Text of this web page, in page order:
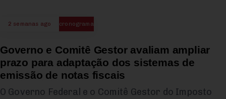
2 semanas ago cronograma
Governo e Comitê Gestor avaliam ampliar
prazo para adaptação dos sistemas de
emissão de notas fiscais
O Governo Federal e o Comitê Gestor do Imposto